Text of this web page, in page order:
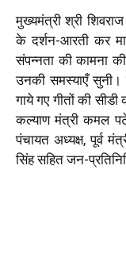
मुख्यमंत्री श्री
के दर्शन-आरती कर
संपन्नता की कामना
उनकी समस्याएँ सुनी।
गाये गए गीतों की
कल्याण मंत्री कमल
पंचायत अध्यक्ष, पूर्व
सिंह सहित जन-